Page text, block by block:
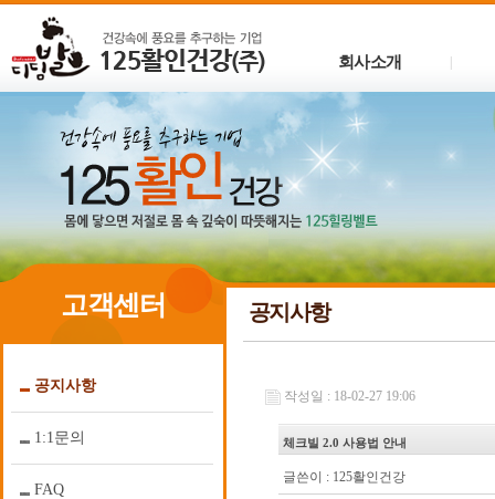
회사소개
고객센터
공지사항
1:1문의
FAQ
공지사항
작성일 : 18-02-27 19:06
체크빌 2.0 사용법 안내
글쓴이 : 125활인건강